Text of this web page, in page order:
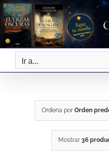
Saltar
al
contenido
Ir a...
Ordena por Orden
Mostrar 36